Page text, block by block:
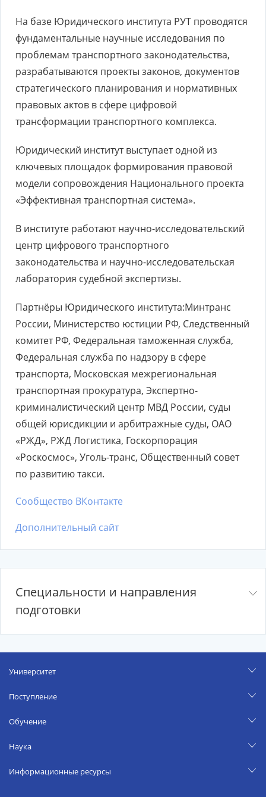
На базе Юридического института РУТ проводятся
фундаментальные научные исследования по
проблемам транспортного законодательства,
разрабатываются проекты законов, документов
стратегического планирования и нормативных
правовых актов в сфере цифровой
трансформации транспортного комплекса.
Юридический институт выступает одной из
ключевых площадок формирования правовой
модели сопровождения Национального проекта
«Эффективная транспортная система».
В институте работают научно-исследовательский
центр цифрового транспортного
законодательства и научно-исследовательская
лаборатория судебной экспертизы.
Партнёры Юридического института:Минтранс
России, Министерство юстиции РФ, Следственный
комитет РФ, Федеральная таможенная служба,
Федеральная служба по надзору в сфере
транспорта, Московская межрегиональная
транспортная прокуратура, Экспертно-
криминалистический центр МВД России, суды
общей юрисдикции и арбитражные суды, ОАО
«РЖД», РЖД Логистика, Госкорпорация
«Роскосмос», Уголь-транс, Общественный совет
по развитию такси.
Сообщество ВКонтакте
Дополнительный сайт
Специальности и направления
подготовки
Университет
Поступление
Обучение
Наука
Информационные ресурсы